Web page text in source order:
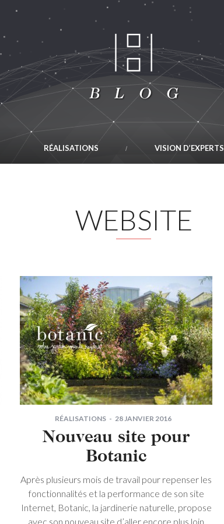
RÉALISATIONS VISION D’EXPERTS
WEBSITE
RÉALISATIONS 28 JANVIER 2016
Nouveau site pour
Botanic
Après plusieurs mois de travail pour repenser les
fonctionnalités et la performance de son site
Internet, Botanic, la jardinerie naturelle, propose
avec son nouveau site d’aller encore plus loin